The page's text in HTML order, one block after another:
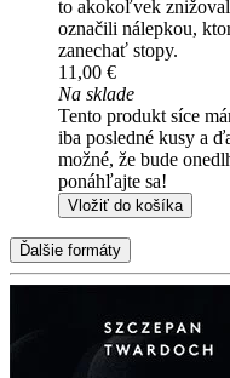
to akokoľvek
označili nálepkou,
zanechať stopy.
11,00 €
Na sklade
Tento produkt síce
iba posledné kusy a
možné, že bude
ponáhľajte sa!
Vložiť do košíka
Ďalšie formáty